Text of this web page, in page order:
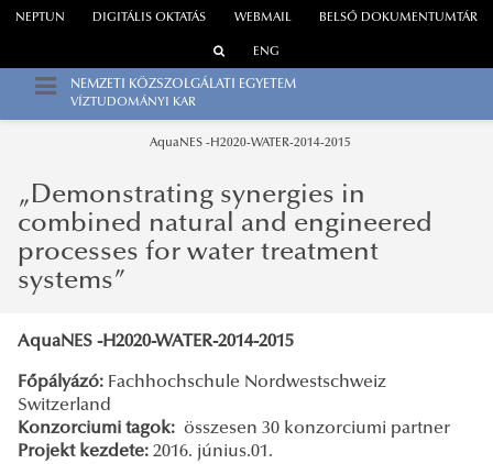
WEBMAIL
NEPTUN DIGITÁLIS OKTATÁS BELSŐ DOKUMENTUMTÁR
ENG
NEMZETI KÖZSZOLGÁLATI EGYETEM
VÍZTUDOMÁNYI KAR
AquaNES -H2020-WATER-2014-2015
„Demonstrating synergies in
combined natural and engineered
processes for water treatment
systems”
AquaNES -H2020-WATER-2014-2015
Főpályázó: Fachhochschule Nordwestschweiz
Switzerland
Konzorciumi tagok: összesen 30 konzorciumi partner
Projekt kezdete: 2016. június.01.